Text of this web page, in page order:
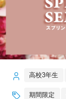
高校3年生
期間限定